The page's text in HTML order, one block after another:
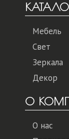
Мебель
Свет
Зеркала
Декор
О
О нас